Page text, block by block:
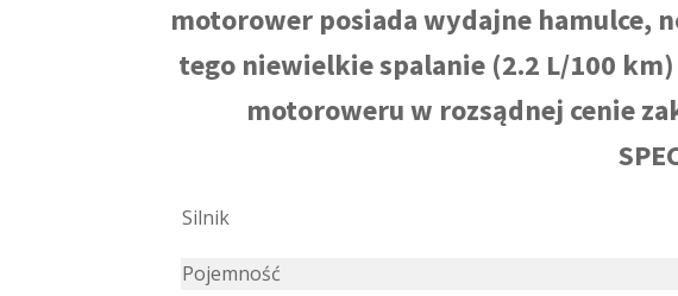
motorower posiada wydajne hamulce,
tego niewielkie spalanie (2.2 L/100
motoroweru w rozsądnej cenie
Silnik
Pojemność